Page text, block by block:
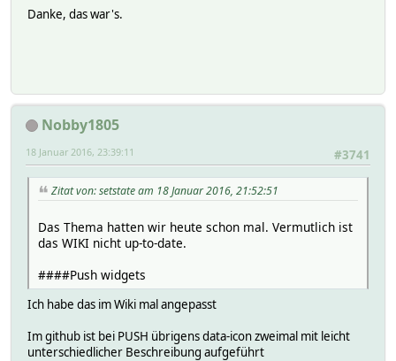
Danke, das war's.
Nobby1805
#3741
18 Januar 2016, 23:39:11
Zitat von: setstate am 18 Januar 2016, 21:52:51
Das Thema hatten wir heute schon mal. Vermutlich ist
das WIKI nicht up-to-date.
####Push widgets
Ich habe das im Wiki mal angepasst
Im github ist bei PUSH übrigens data-icon zweimal mit leicht
unterschiedlicher Beschreibung aufgeführt